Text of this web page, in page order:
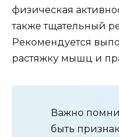
физическая
также тщательный
Рекомендуется
растяжку мышц и
Важно
быть